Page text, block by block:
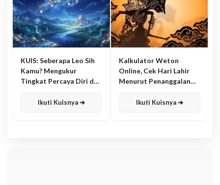
KUIS: Seberapa Leo Sih
Kamu? Mengukur
Tingkat Percaya Diri dan
Ikuti Kuisnya ➔
Kalkulator Weton
Online, Cek Hari Lahir
Menurut Penanggalan
Ikuti Kuisnya ➔